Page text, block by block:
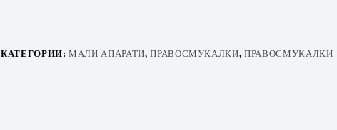
КАТЕГОРИИ:МАЛИ АПАРАТИ,ПРАВОСМУКАЛКИ,ПРАВОСМУКАЛКИ